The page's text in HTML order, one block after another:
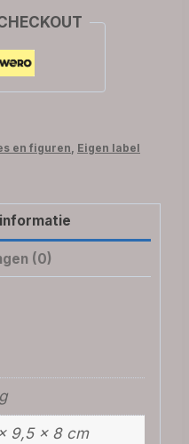
en figuren Eigen label
(0)
9,5 × 8 cm